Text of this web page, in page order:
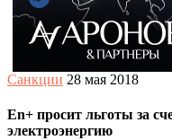
Санкции 28 мая 2018
En+ просит льготы за
электроэнергию